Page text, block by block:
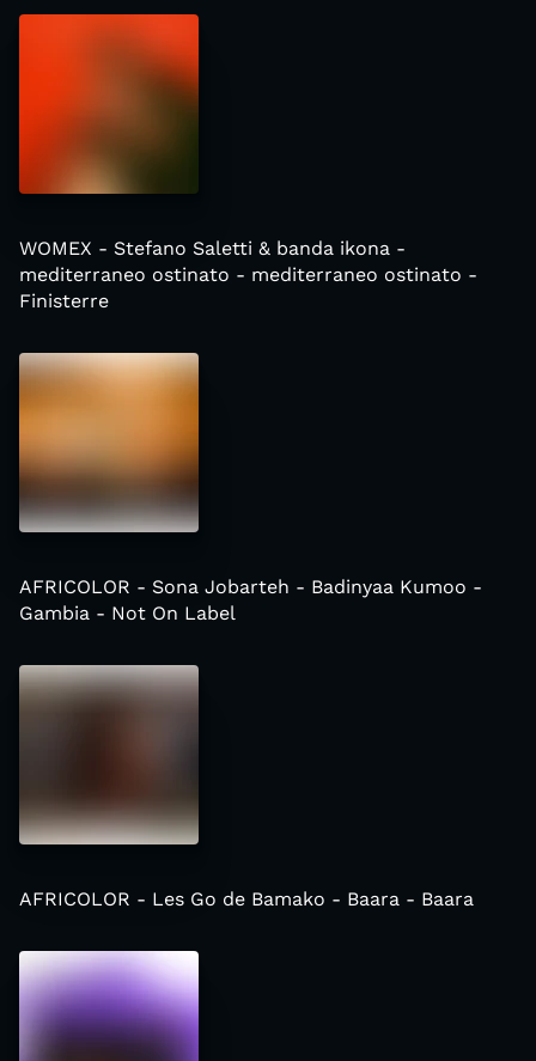
WOMEX - Stefano Saletti & banda ikona -
mediterraneo ostinato - mediterraneo ostinato -
Finisterre
AFRICOLOR - Sona Jobarteh - Badinyaa Kumoo -
Gambia - Not On Label
AFRICOLOR - Les Go de Bamako - Baara - Baara